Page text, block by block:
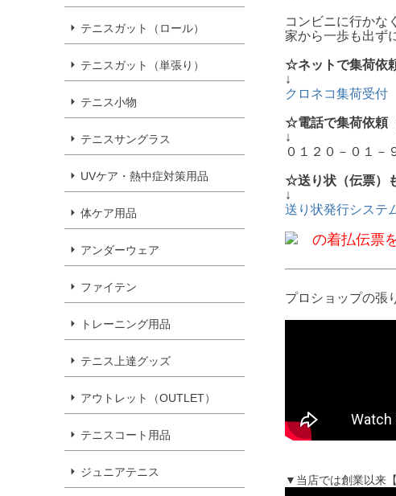
テニスガット（ロール）
テニスガット（単張り）
テニス小物
テニスサングラス
UVケア・熱中症対策用品
体ケア用品
アンダーウェア
ファイテン
トレーニング用品
テニス上達グッズ
アウトレット（OUTLET）
テニスコート用品
ジュニアテニス
コンビニに行かな
家から一歩も出ず
☆ネットで集荷依
↓
クロネコ集荷受付
☆電話で集荷依頼
↓
０１２０－０１
☆送り状（伝票）
↓
送り状発行システ
の着払伝票
プロショップの張
▼当店では創業以来